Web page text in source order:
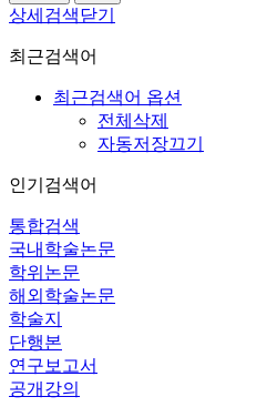
상세검색닫기
최근검색어
최근검색어 옵션
전체삭제
자동저장끄기
인기검색어
통합검색
국내학술논문
학위논문
해외학술논문
학술지
단행본
연구보고서
공개강의